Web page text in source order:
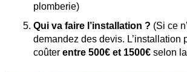
plomberie)
Qui va faire l’installation ? (Si ce
demandez des devis. L’installation
coûter entre 500€ et 1500€ selon